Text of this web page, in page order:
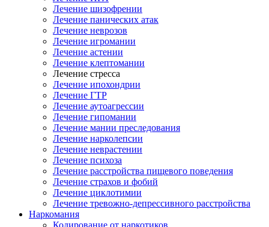
Лечение шизофрении
Лечение панических атак
Лечение неврозов
Лечение игромании
Лечение астении
Лечение клептомании
Лечение стресса
Лечение ипохондрии
Лечение ГТР
Лечение аутоагрессии
Лечение гипомании
Лечение мании преследования
Лечение нарколепсии
Лечение неврастении
Лечение психоза
Лечение расстройства пищевого поведения
Лечение страхов и фобий
Лечение циклотимии
Лечение тревожно-депрессивного расстройства
Наркомания
Кодирование от наркотиков